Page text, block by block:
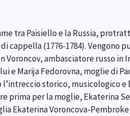
tra Paisiello e la Russia,
cappella (1776-1784).
Voroncov, ambasciatore russo
e Marija Fedorovna, moglie di
storico, musicologico
prima per la moglie, Ekaterina
Ekaterina Voroncova-